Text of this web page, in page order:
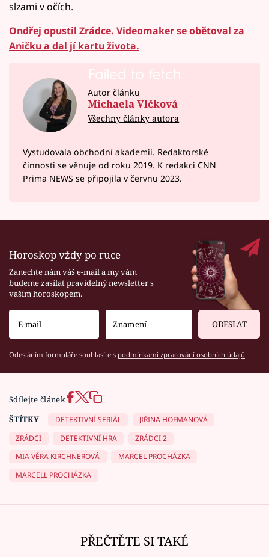
slzami v očích.
Ondřej opustil Zrádce. Videomaker se obětoval za
Aničku a dal jí kartu života.
Failed to fetch
Autor článku
Michaela Vlčková
Všechny články autora
Vystudovala obchodní akademii. Redaktorské
činnosti se věnuje od roku 2019. K redakci CNN
Prima NEWS se připojila v červnu 2023.
Horoskop vždy po ruce
Zanechte nám váš e-mail a my vám
budeme zasílat pravidelný newsletter s
vaším horoskopem.
ODESLAT
Odesláním formuláře souhlasíte s podmínkami zpracování osobních údajů
Sdílejte článek
ŠTÍTKY
DETEKTIVNÍ SERIÁL
JIŘINA HOFMANOVÁ
ZRÁDCI
DETEKTIVNÍ HRA
ZRÁDCI 2
MIA VĚRA KIRCHNEROVÁ
MARCEL PROCHÁZKA
MARCELL PROCHÁZKA
PŘEČTĚTE SI TAKÉ